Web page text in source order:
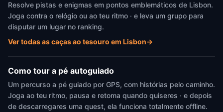
Resolve pistas e enigmas em pontos emblemáticos de Lisbon.
Joga contra o relógio ou ao teu ritmo · e leva um grupo para
disputar um lugar no ranking.
Ver todas as caças ao tesouro em Lisbon→
Como tour a pé autoguiado
Um percurso a pé guiado por GPS, com histórias pelo caminho.
Joga ao teu ritmo, pausa e retoma quando quiseres · e depois
de descarregares uma quest, ela funciona totalmente offline.